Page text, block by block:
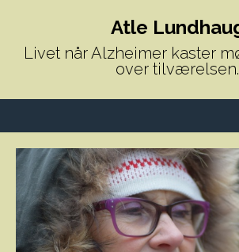
Atle
Livet når Alzheimer kaster
over tilværelsen.